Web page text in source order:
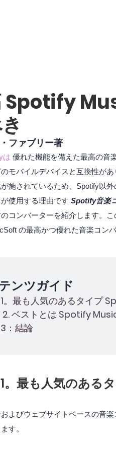
Spotify
ファブリー著
は 優れた機能を備えた最高の音
モバイルデバイスと互換性が
施されているため、Spotify以
使用する理由です Spotify音楽
コンバーターを紹介します。
の最高かつ優れた音楽コン
ンツガイド
。最も人気のあるタイプ
2. ベストとは Spotify
：結論
。最も人気のあ
よびウェブサイトベースの音
す。